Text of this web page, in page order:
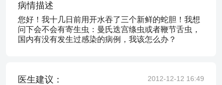
病情描述
您好！我十几日前用开水吞了三个新鲜的蛇胆！我想
问下会不会有寄生虫：曼氏迭宫绦虫或者鞭节舌虫，
国内有没有发生过感染的病例，我该怎么办？
医生建议： 2012-12-12 16:49